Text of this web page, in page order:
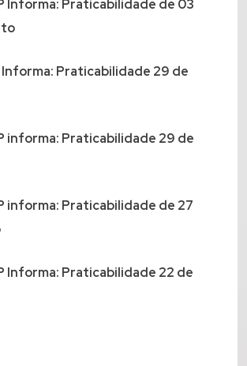
Informa: Praticabilidade de 03
Praticabilidade 29 de
informa: Praticabilidade 29 de
informa: Praticabilidade de 27
Informa: Praticabilidade 22 de